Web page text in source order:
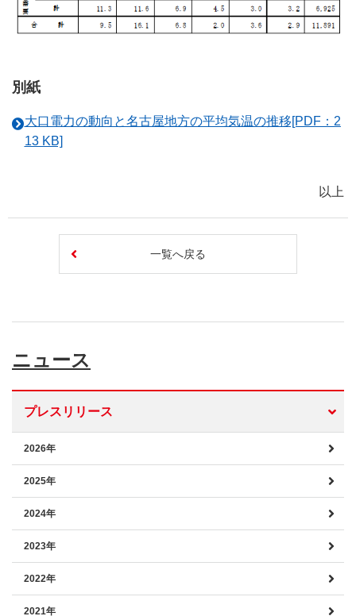
別紙
大口電力の動向と名古屋地方の平均気温の推移[PDF：2
13 KB]
以上
一覧へ戻る
ニュース
プレスリリース
2026年
2025年
2024年
2023年
2022年
2021年